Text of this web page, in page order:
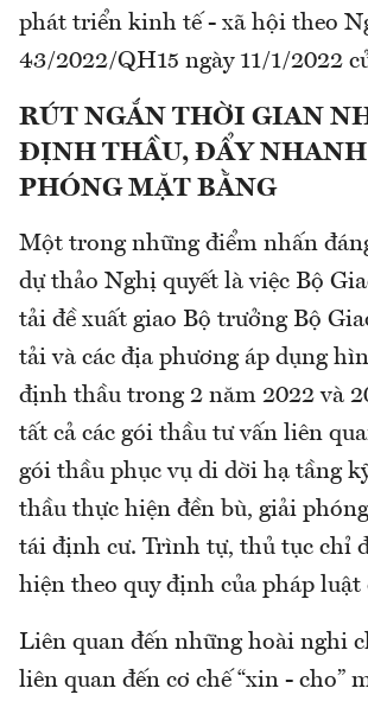
phát triển kinh tế - xã hội theo
43/2022/QH15 ngày 11/1/2022
RÚT NGẮN THỜI GIAN
ĐỊNH THẦU, ĐẨY
PHÓNG MẶT BẰNG
Một trong những điểm nhấn
dự thảo Nghị quyết là việc Bộ
tải đề xuất giao Bộ trưởng Bộ
tải và các địa phương áp dụng
định thầu trong 2 năm 2022 và
tất cả các gói thầu tư vấn liên
gói thầu phục vụ di dời hạ tầng
thầu thực hiện đền bù, giải
tái định cư. Trình tự, thủ tục chỉ
hiện theo quy định của pháp luật
Liên quan đến những hoài nghi
liên quan đến cơ chế “xin - cho”